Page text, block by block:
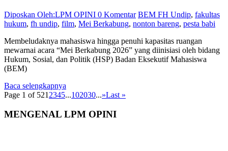
Diposkan Oleh:LPM OPINI 0 Komentar BEM FH Undip, fakultas
hukum, fh undip, film, Mei Berkabung, nonton bareng, pesta babi
Membeludaknya mahasiswa hingga penuhi kapasitas ruangan
mewarnai acara “Mei Berkabung 2026” yang diinisiasi oleh bidang
Hukum, Sosial, dan Politik (HSP) Badan Eksekutif Mahasiswa
(BEM)
Baca selengkapnya
Page 1 of 521 2345...102030...»Last »
MENGENAL LPM OPINI